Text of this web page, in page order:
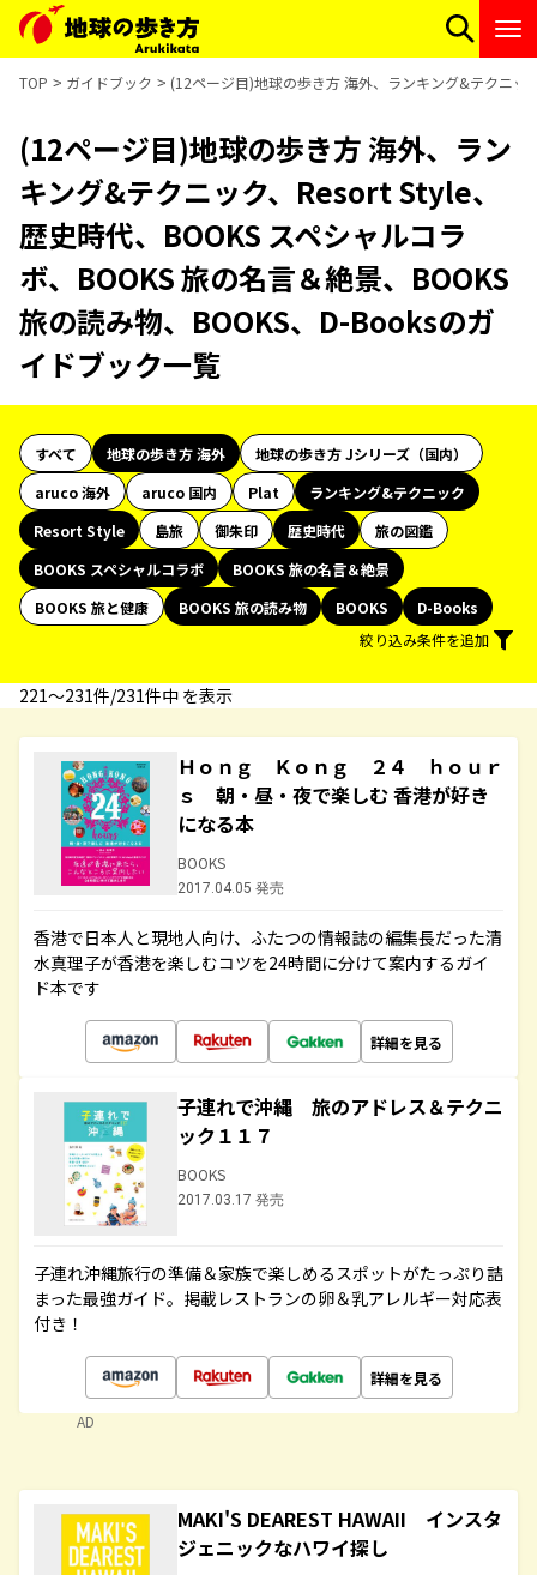
TOP ガイドブック (12ページ目)地球の歩き方 海外、ランキング&テクニッ
(12ページ目)地球の歩き方 海外、ラン
キング&テクニック、Resort Style、
歴史時代、BOOKS スペシャルコラ
ボ、BOOKS 旅の名言＆絶景、BOOKS
旅の読み物、BOOKS、D-Booksのガ
イドブック一覧
すべて 地球の歩き方 海外
地球の歩き方 Jシリーズ（国内）
aruco 海外
aruco 国内 Plat
ランキング&テクニック
Resort Style
島旅 御朱印 歴史時代
旅の図鑑
BOOKS スペシャルコラボ
BOOKS 旅の名言＆絶景
BOOKS 旅と健康
BOOKS 旅の読み物 BOOKS
D-Books
絞り込み条件を追加
221〜231件/231件中 を表示
Ｈｏｎｇ Ｋｏｎｇ ２４ ｈｏｕｒ
ｓ 朝・昼・夜で楽しむ 香港が好き
になる本
BOOKS
2017.04.05 発売
香港で日本人と現地人向け、ふたつの情報誌の編集長だった清
水真理子が香港を楽しむコツを24時間に分けて案内するガイ
ド本です
詳細を見る
子連れで沖縄 旅のアドレス＆テクニ
ック１１７
BOOKS
2017.03.17 発売
子連れ沖縄旅行の準備＆家族で楽しめるスポットがたっぷり詰
まった最強ガイド。掲載レストランの卵＆乳アレルギー対応表
付き！
詳細を見る
AD
MAKI'S DEAREST HAWAII インスタ
ジェニックなハワイ探し